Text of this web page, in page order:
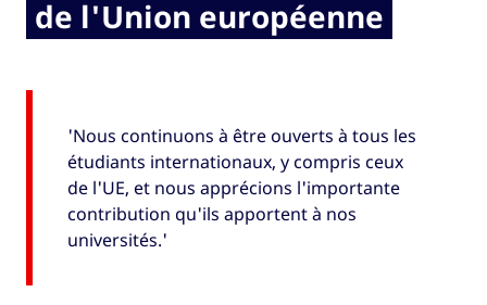
de l'Union européenne
'Nous continuons à être ouverts à tous les
étudiants internationaux, y compris ceux
de l'UE, et nous apprécions l'importante
contribution qu'ils apportent à nos
universités.'